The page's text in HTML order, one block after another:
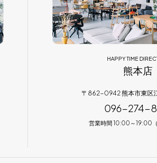
HAPPY TIME
熊本店
〒862-0942 熊本市東
096-274-
営業時間 10:00～19:00（